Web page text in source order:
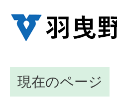
現在のページ